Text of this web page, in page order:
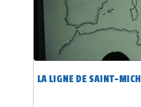
LA LIGNE DE SAINT-